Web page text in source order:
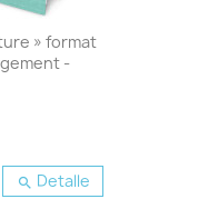
» format
-
 Detalle